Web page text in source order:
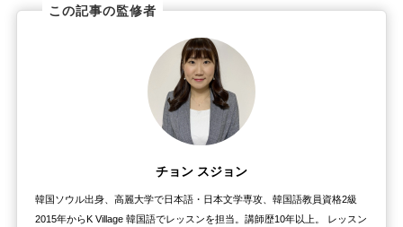
この記事の監修者
チョン スジョン
韓国ソウル出身、高麗大学で日本語・日本文学専攻、韓国語教員資格2級
2015年からK Village 韓国語でレッスンを担当。講師歴10年以上。 レッスン